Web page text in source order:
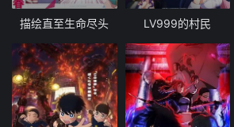
描绘直至生命尽头 LV999的村民